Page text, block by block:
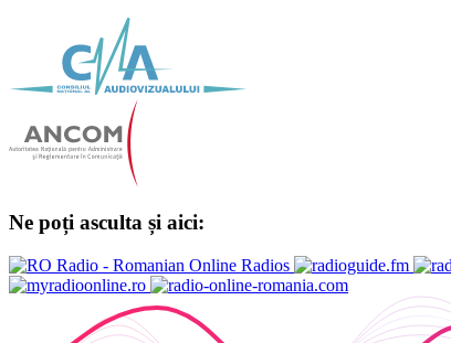
Ne poți asculta și aici: